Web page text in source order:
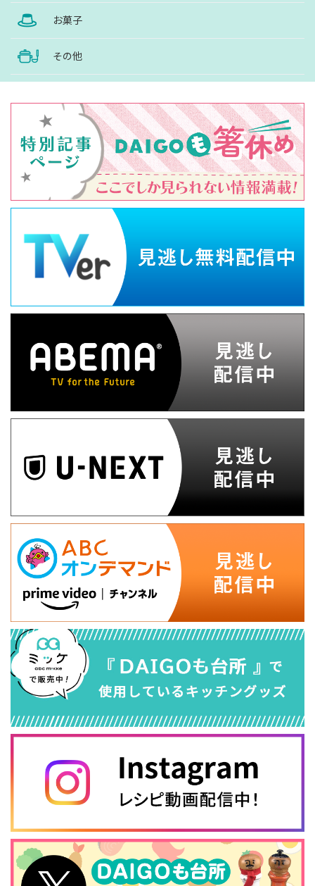
お菓子
その他